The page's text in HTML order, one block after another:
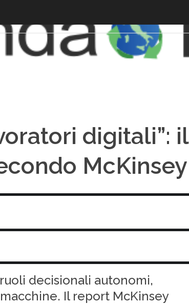
digitali”: il
McKinsey
decisionali autonomi,
Il report McKinsey